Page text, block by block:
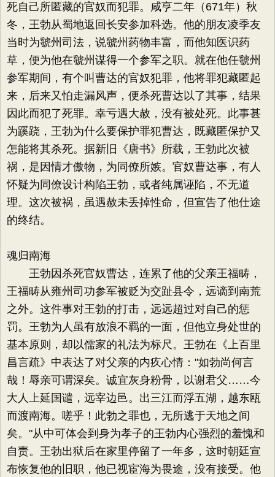
死自己所匿藏的官奴而犯罪。咸亨二年（671年）秋
冬，王勃从蜀地返回长安参加科选。他的朋友凌季友
当时为虢州司法，说虢州药物丰富，而他知医识药
草，便为他在虢州谋得一个参军之职。就在他任虢州
参军期间，有个叫曹达的官奴犯罪，他将罪犯藏匿起
来，后来又怕走漏风声，便杀死曹达以了其事，结果
因此而犯了死罪。幸亏遇大赦，没有被处死。此事甚
为蹊跷，王勃为什么要保护罪犯曹达，既藏匿保护又
怎能将其杀死。据新旧《唐书》所载，王勃此次被
祸，是因情才傲物，为同僚所嫉。官奴曹达事，有人
怀疑为同僚设计构陷王勃，或者纯属诬陷，不无道
理。这次被祸，虽遇赦未丢掉性命，但宣告了他仕途
的终结。
魂归南海
王勃因杀死官奴曹达，连累了他的父亲王福畴，
王福畴从雍州司功参军被贬为交趾县令，远谪到南荒
之外。这件事对王勃的打击，远远超过对自己的惩
罚。王勃为人虽有放浪不羁的一面，但他立身处世的
基本原则，却以儒家的礼法为标尺。王勃在《上百里
昌言疏》中表达了对父亲的内疚心情："如勃尚何言
哉！辱亲可谓深矣。诚宜灰身粉骨，以谢君父……今
大人上延国谴，远宰边邑。出三江而浮五湖，越东瓯
而渡南海。嗟乎！此勃之罪也，无所逃于天地之间
矣。"从中可体会到身为孝子的王勃内心强烈的羞愧和
自责。王勃出狱后在家里停留了一年多，这时朝廷宣
布恢复他的旧职，他已视宦海为畏途，没有接受。他